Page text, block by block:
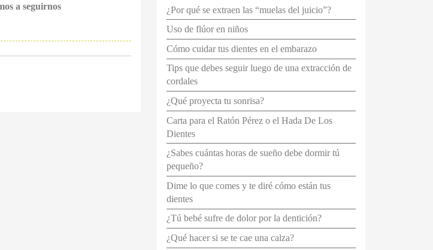
a seguirnos
¿Por qué se extraen las “muelas del juicio”?
Uso de flúor en niños
Cómo cuidar tus dientes en el embarazo
Tips que debes seguir luego de una extracción de
cordales
¿Qué proyecta tu sonrisa?
Carta para el Ratón Pérez o el Hada De Los
Dientes
¿Sabes cuántas horas de sueño debe dormir tú
pequeño?
Dime lo que comes y te diré cómo están tus
dientes
¿Tú bebé sufre de dolor por la dentición?
¿Qué hacer si se te cae una calza?